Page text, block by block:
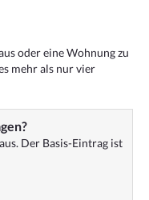
oder eine Wohnung zu
mehr als nur vier
aus. Der Basis-Eintrag ist